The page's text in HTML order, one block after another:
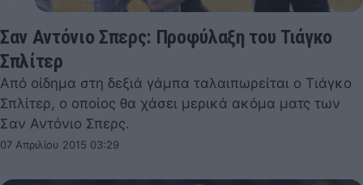
Σαν Αντόνιο Σπερς: Προφύλαξη του Τιάγκο
Σπλίτερ
Από οίδημα στη δεξιά γάμπα ταλαιπωρείται ο Τιάγκο
Σπλίτερ, ο οποίος θα χάσει μερικά ακόμα ματς των
Σαν Αντόνιο Σπερς.
07 Απριλίου 2015 03:29